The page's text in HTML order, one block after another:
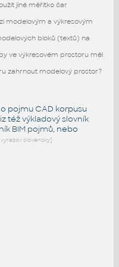
jiné měřítko čar
modelovým a výkresovým
bloků (textů) na
ve výkresovém prostoru měl
zahrnout modelový prostor?
pojmu CAD korpusu
téžvýkladový slovník
BIM pojmů, nebo
slovensky]